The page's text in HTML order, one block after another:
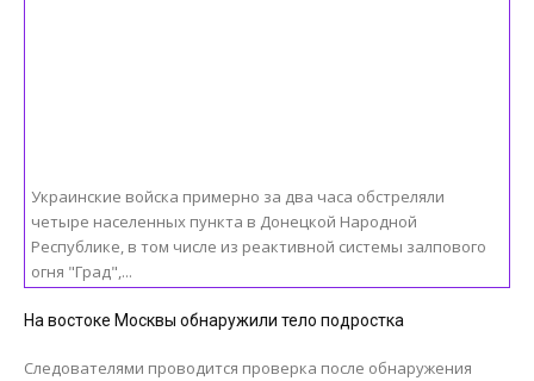
Украинские войска примерно за два часа обстреляли
четыре населенных пункта в Донецкой Народной
Республике, в том числе из реактивной системы залпового
огня "Град",...
На востоке Москвы обнаружили тело подростка
Следователями проводится проверка после обнаружения